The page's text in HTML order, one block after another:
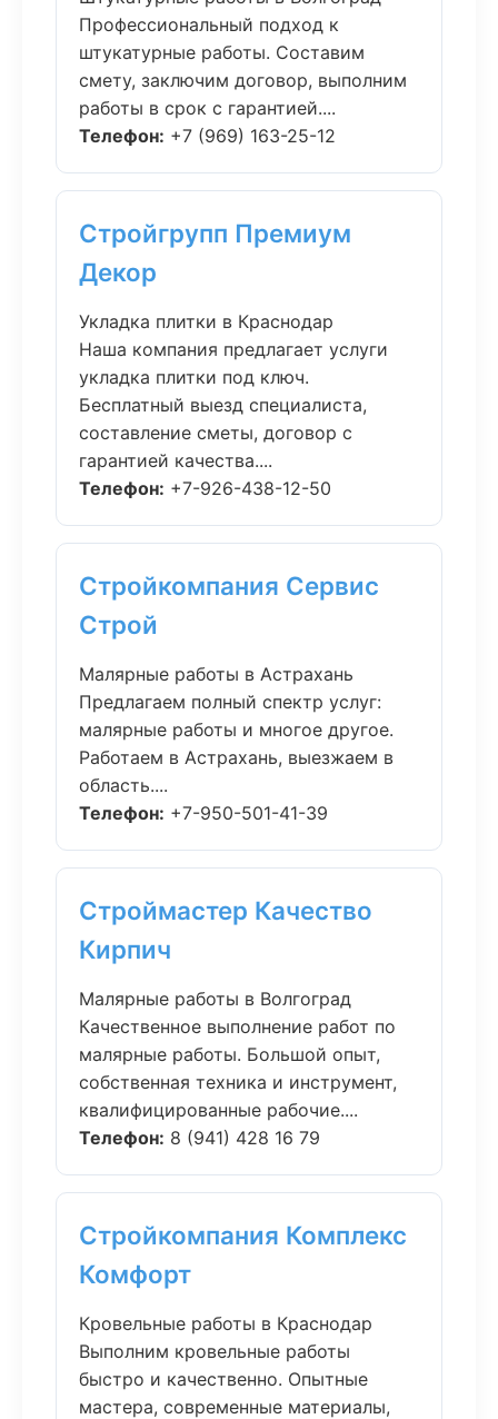
Профессиональный подход к
штукатурные работы. Составим
смету, заключим договор, выполним
работы в срок с гарантией....
Телефон: +7 (969) 163-25-12
Стройгрупп Премиум
Декор
Укладка плитки в Краснодар
Наша компания предлагает услуги
укладка плитки под ключ.
Бесплатный выезд специалиста,
составление сметы, договор с
гарантией качества....
Телефон: +7-926-438-12-50
Стройкомпания Сервис
Строй
Малярные работы в Астрахань
Предлагаем полный спектр услуг:
малярные работы и многое другое.
Работаем в Астрахань, выезжаем в
область....
Телефон: +7-950-501-41-39
Строймастер Качество
Кирпич
Малярные работы в Волгоград
Качественное выполнение работ по
малярные работы. Большой опыт,
собственная техника и инструмент,
квалифицированные рабочие....
Телефон: 8 (941) 428 16 79
Стройкомпания Комплекс
Комфорт
Кровельные работы в Краснодар
Выполним кровельные работы
быстро и качественно. Опытные
мастера, современные материалы,